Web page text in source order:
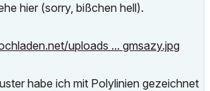
hier (sorry, bißchen hell).
uploads ... gmsazy.jpg
habe ich mit Polylinien gezeichnet